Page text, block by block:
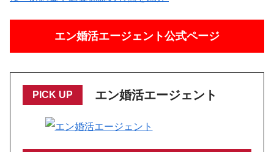
エン婚活エージェント公式ページ
PICK UP エン婚活エージェント